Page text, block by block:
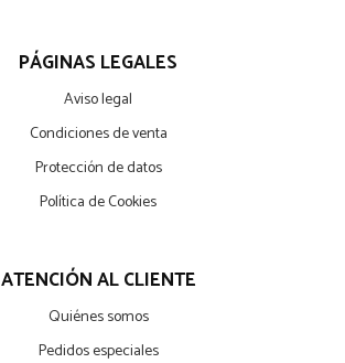
PÁGINAS LEGALES
Aviso legal
Condiciones de venta
Protección de datos
Política de Cookies
ATENCIÓN AL CLIENTE
Quiénes somos
Pedidos especiales